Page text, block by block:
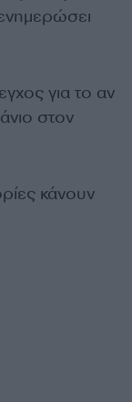
για το αν
στον
κάνουν